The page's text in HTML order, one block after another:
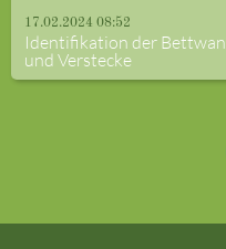
17.02.2024 08:52
Identifikation der
und Verstecke